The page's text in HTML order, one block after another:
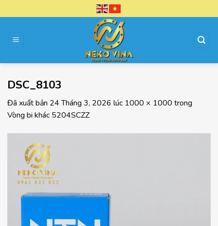
đến
dung
DSC_8103
Đã xuất bản 24 Tháng 3, 2026 lúc 1000 × 1000 trong
Vòng bi khác 5204SCZZ